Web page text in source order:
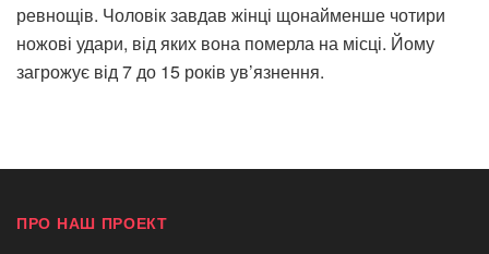
ревнощів. Чоловік завдав жінці щонайменше чотири
ножові удари, від яких вона померла на місці. Йому
загрожує від 7 до 15 років ув’язнення.
ПРО НАШ ПРОЕКТ